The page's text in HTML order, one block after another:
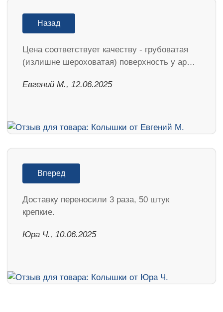
Назад
Цена соответствует качеству - грубоватая
(излишне шероховатая) поверхность у ар…
Евгений М., 12.06.2025
Вперед
Доставку переносили 3 раза, 50 штук
крепкие.
Юра Ч., 10.06.2025